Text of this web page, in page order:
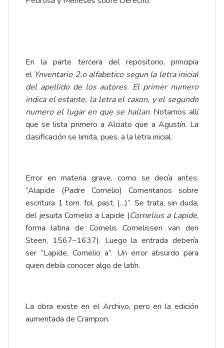
En la parte tercera del repositorio, principia
el Ynventario 2.o alfabetico segun la letra inicial
del apellido de los autores. El primer numero
indica el estante, la letra el caxon, y el segundo
numero el lugar en que se hallan. Notamos allí
que se lista primero a Alciato que a Agustín. La
clasificación se limita, pues, a la letra inicial.
Error en materia grave, como se decía antes:
“Alapide (Padre Cornelio) Comentarios sobre
escritura 1 tom. fol. past. (…)”. Se trata, sin duda,
del jesuita Cornelio a Lapide (Cornelius a Lapide,
forma latina de Cornelis Cornelissen van den
Steen, 1567–1637). Luego la entrada debería
ser “Lapide, Cornelio a”. Un error absurdo para
quien debía conocer algo de latín.
La obra existe en el Archivo, pero en la edición
aumentada de Crampon.